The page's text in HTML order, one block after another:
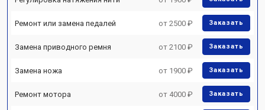
Ремонт или замена педалей от 2500 ₽ Заказать
Замена приводного ремня от 2100 ₽ Заказать
Замена ножа от 1900 ₽ Заказать
Ремонт мотора от 4000 ₽ Заказать